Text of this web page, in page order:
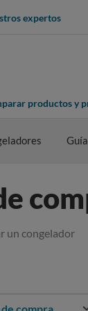
expertos
productos y
un congelador
compra